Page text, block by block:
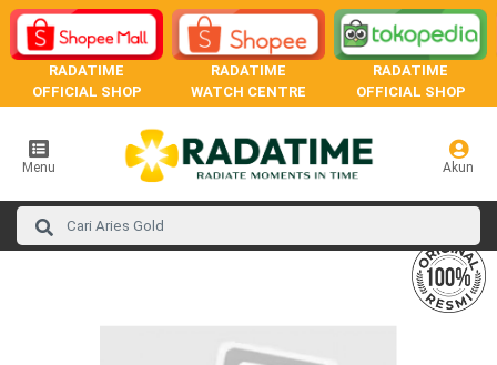
RADATIME
OFFICIAL SHOP
RADATIME
WATCH CENTRE
RADATIME
OFFICIAL SHOP
Menu Akun